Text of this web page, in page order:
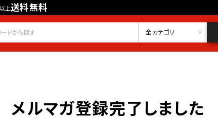
以上送料無料
会員登録 ログイン お気に入り
全カテゴリ
メルマガ登録完了しました